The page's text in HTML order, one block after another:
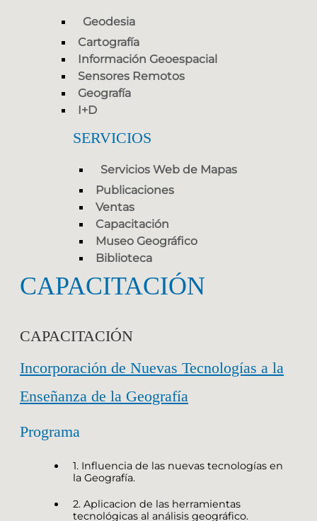
Geodesia
Cartografía
Información Geoespacial
Sensores Remotos
Geografía
I+D
SERVICIOS
Servicios Web de Mapas
Publicaciones
Ventas
Capacitación
Museo Geográfico
Biblioteca
CAPACITACIÓN
CAPACITACIÓN
Incorporación de Nuevas Tecnologías a la
Enseñanza de la Geografía
Programa
1. Influencia de las nuevas tecnologías en
la Geografía.
2. Aplicacion de las herramientas
tecnológicas al análisis geográfico.